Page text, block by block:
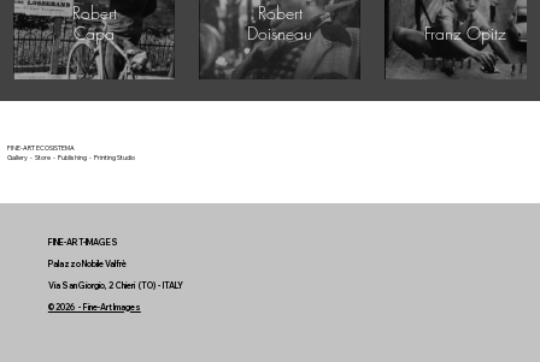
Robert
Capa
Robert
Doisneau
Franz Opitz
FINE-ART ECOSISTEMA
Gallery - Store - Publishing - Printing Studio
FINE-ART-IMAGES
Palazzo Nobile Valfrè
Via San Giorgio, 2 Chieri (TO) - ITALY
© 2026 - Fine-Art Images